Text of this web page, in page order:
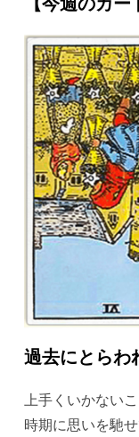
過去にとらわ
上手くいかない
時期に思いを馳せ